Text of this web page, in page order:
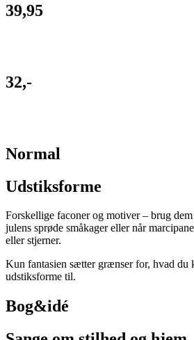
39,95
32,-
Normal
Udstiksforme
Forskellige faconer og motiver – brug
julens sprøde småkager eller når
eller stjerner.
Kun fantasien sætter grænser for, hvad du
udstiksforme til.
Bog&idé